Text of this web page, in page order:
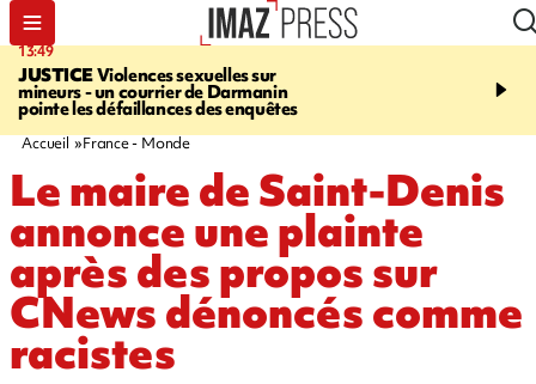
13:49
JUSTICEViolences sexuelles sur
mineurs - un courrier de Darmanin
pointe les défaillances des enquêtes
17:59
Corniche - la route du
Accueil France - Monde
Le maire de Saint-Denis
annonce une plainte
après des propos sur
CNews dénoncés comme
racistes